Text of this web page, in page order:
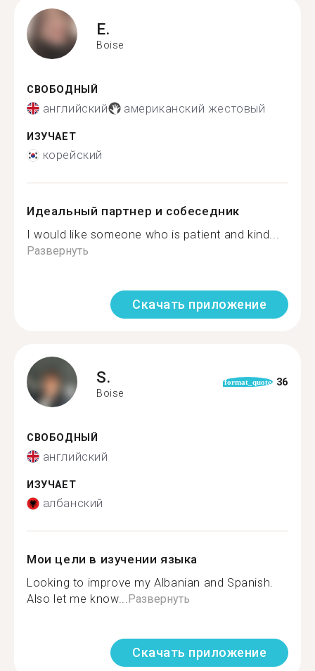
E.
Boise
СВОБОДНЫЙ
английский американский жестовый
ИЗУЧАЕТ
корейский
Идеальный партнер и собеседник
I would like someone who is patient and kind...
Развернуть
Скачать приложение
S.
Boise
format_quote 36
СВОБОДНЫЙ
английский
ИЗУЧАЕТ
албанский
Мои цели в изучении языка
Looking to improve my Albanian and Spanish.
Also let me know...Развернуть
Скачать приложение